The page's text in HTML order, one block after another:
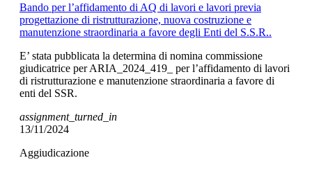
Bando per l’affidamento di AQ di lavori e lavori previa
progettazione di ristrutturazione, nuova costruzione e
manutenzione straordinaria a favore degli Enti del S.S.R..
E’ stata pubblicata la determina di nomina commissione
giudicatrice per ARIA_2024_419_ per l’affidamento di lavori
di ristrutturazione e manutenzione straordinaria a favore di
enti del SSR.
assignment_turned_in
13/11/2024
Aggiudicazione